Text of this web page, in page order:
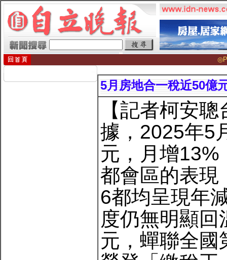
5月房地合一稅近50億
【記者柯安
據，2025年5
元，月增13%
都會區的表現
6都均呈現年
度仍無明顯
元，蟬聯全國